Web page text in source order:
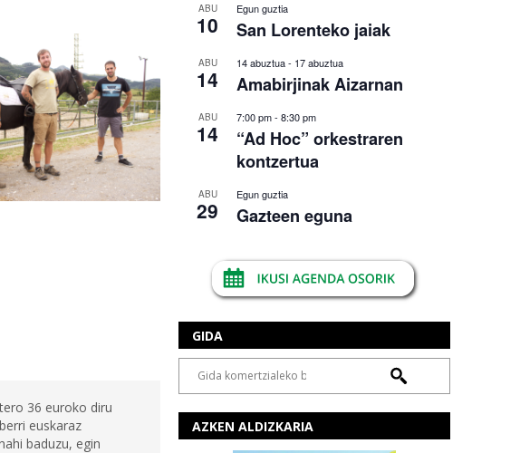
36 euroko diru
euskaraz
baduzu, egin
ABU
10
Egun guztia
San Lorenteko jaiak
ABU
14
14 abuztua- 17 abuztua
Amabirjinak Aizarnan
ABU
14
7:00 pm- 8:30 pm
“Ad Hoc” orkestraren
kontzertua
ABU
29
Egun guztia
Gazteen eguna
GIDA
AZKEN ALDIZKARIA